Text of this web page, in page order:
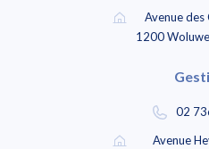
Avenue des
1200
02
Avenue